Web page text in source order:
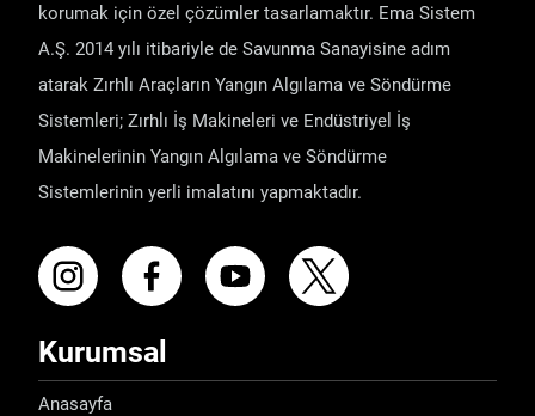
korumak için özel çözümler tasarlamaktır. Ema Sistem
A.Ş. 2014 yılı itibariyle de Savunma Sanayisine adım
atarak Zırhlı Araçların Yangın Algılama ve Söndürme
Sistemleri; Zırhlı İş Makineleri ve Endüstriyel İş
Makinelerinin Yangın Algılama ve Söndürme
Sistemlerinin yerli imalatını yapmaktadır.
Kurumsal
Anasayfa